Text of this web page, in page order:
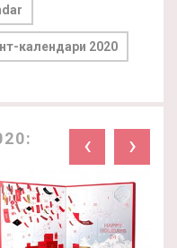
календари 2020
‹ ›